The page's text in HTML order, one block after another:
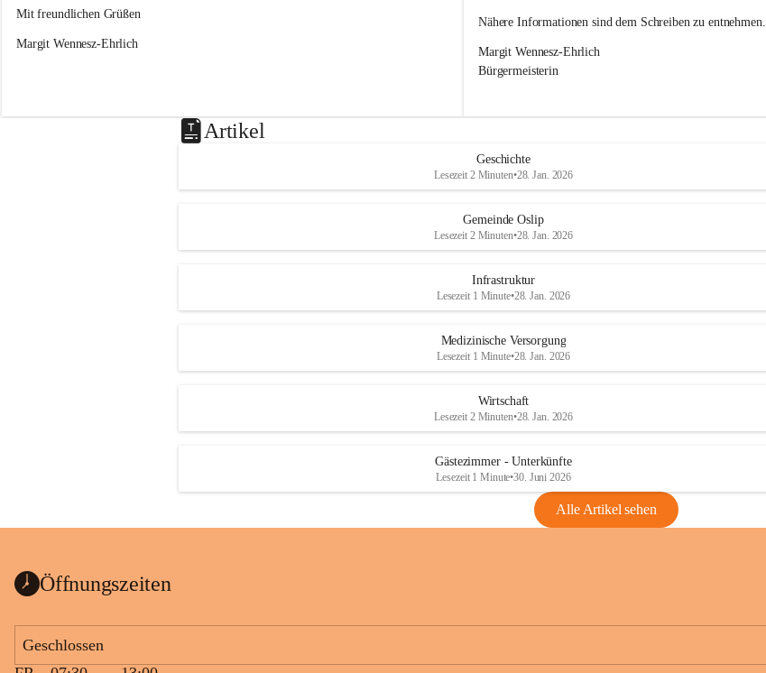
Mit freundlichen Grüßen
Margit Wennesz-Ehrlich
Nähere Informationen sind dem Schreiben zu entnehmen.
Margit Wennesz-Ehrlich
Bürgermeisterin
Artikel
Geschichte
Lesezeit 2 Minuten•28. Jan. 2026
Gemeinde Oslip
Lesezeit 2 Minuten•28. Jan. 2026
Infrastruktur
Lesezeit 1 Minute•28. Jan. 2026
Medizinische Versorgung
Lesezeit 1 Minute•28. Jan. 2026
Wirtschaft
Lesezeit 2 Minuten•28. Jan. 2026
Gästezimmer - Unterkünfte
Lesezeit 1 Minute•30. Juni 2026
Alle Artikel sehen
Öffnungszeiten
Geschlossen